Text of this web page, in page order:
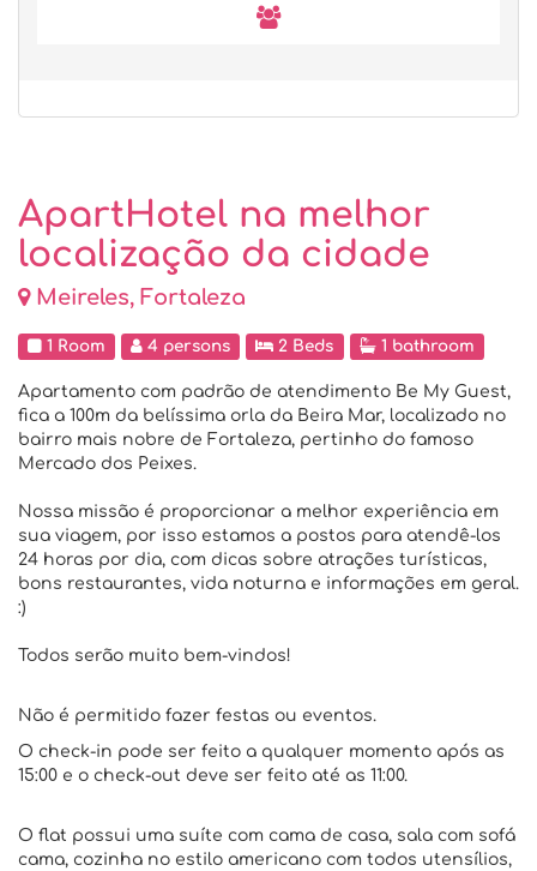
ApartHotel na melhor
localização da cidade
Meireles, Fortaleza
1 Room 4 persons 2 Beds 1 bathroom
Apartamento com padrão de atendimento Be My Guest,
fica a 100m da belíssima orla da Beira Mar, localizado no
bairro mais nobre de Fortaleza, pertinho do famoso
Mercado dos Peixes.
Nossa missão é proporcionar a melhor experiência em
sua viagem, por isso estamos a postos para atendê-los
24 horas por dia, com dicas sobre atrações turísticas,
bons restaurantes, vida noturna e informações em geral.
:)
Todos serão muito bem-vindos!
Não é permitido fazer festas ou eventos.
O check-in pode ser feito a qualquer momento após as
15:00 e o check-out deve ser feito até as 11:00.
O flat possui uma suíte com cama de casa, sala com sofá
cama, cozinha no estilo americano com todos utensílios,